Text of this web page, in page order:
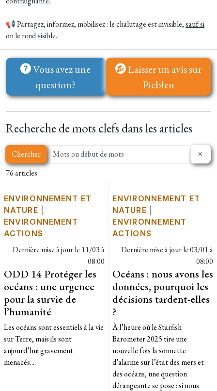
📢 Partagez, informez, mobilisez : le chalutage est invisible,sauf si
on le rend visible.
Vous avez une
question?
Laisser un avis sur
Picbleu
Recherche de mots clefs dans les articles
Chercher
76 articles
ENVIRONNEMENT ET
NATURE
ENVIRONNEMENT
ACTIONS
Dernière mise à jour le 11/03 à
08:00
ODD 14 Protéger les
océans : une urgence
pour la survie de
l’humanité
Les océans sont essentiels à la vie
sur Terre, mais ils sont
aujourd’hui gravement
menacés....
ENVIRONNEMENT ET
NATURE
ENVIRONNEMENT
ACTIONS
Dernière mise à jour le03/01 à
08:00
Océans : nous avons les
données, pourquoi les
décisions tardent-elles
?
À l’heure où le Starfish
Barometer 2025 tire une
nouvelle fois la sonnette
d’alarme sur l’état des mers et
des océans, une question
dérangeante se pose : si nous